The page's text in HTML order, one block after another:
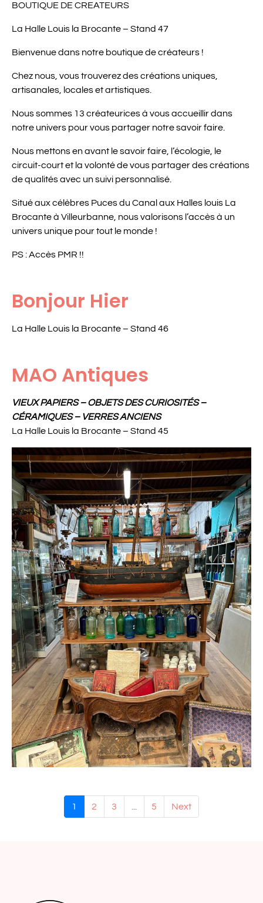
BOUTIQUE DE CREATEURS
La Halle Louis la Brocante – Stand 47
Bienvenue dans notre boutique de créateurs !
Chez nous, vous trouverez des créations uniques,
artisanales, locales et artistiques.
Nous sommes 13 créateurices à vous accueillir dans
notre univers pour vous partager notre savoir faire.
Nous mettons en avant le savoir faire, l’écologie, le
circuit-court et la volonté de vous partager des créations
de qualités avec un suivi personnalisé.
Situé aux célèbres Puces du Canal aux Halles louis La
Brocante à Villeurbanne, nous valorisons l’accès à un
univers unique pour tout le monde !
PS : Accès PMR !!
Bonjour Hier
La Halle Louis la Brocante – Stand 46
MAO Antiques
VIEUX PAPIERS – OBJETS DES CURIOSITÉS –
CÉRAMIQUES – VERRES ANCIENS
La Halle Louis la Brocante – Stand 45
1 2 3 5 Next